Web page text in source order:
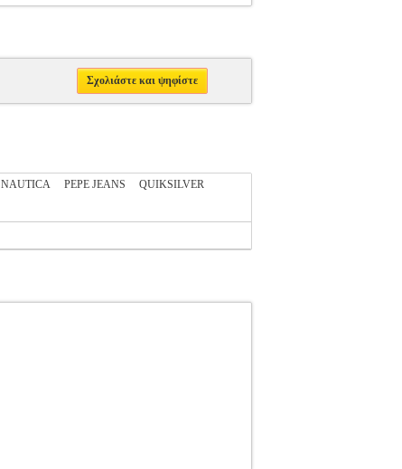
Σχολιάστε και ψηφίστε
NAUTICA PEPE JEANS
QUIKSILVER